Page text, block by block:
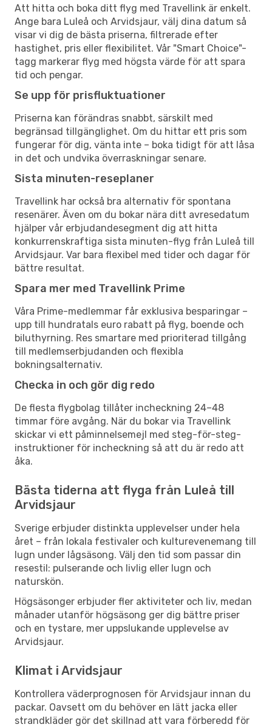
Att hitta och boka ditt flyg med Travellink är enkelt.
Ange bara Luleå och Arvidsjaur, välj dina datum så
visar vi dig de bästa priserna, filtrerade efter
hastighet, pris eller flexibilitet. Vår "Smart Choice"-
tagg markerar flyg med högsta värde för att spara
tid och pengar.
Se upp för prisfluktuationer
Priserna kan förändras snabbt, särskilt med
begränsad tillgänglighet. Om du hittar ett pris som
fungerar för dig, vänta inte – boka tidigt för att låsa
in det och undvika överraskningar senare.
Sista minuten-reseplaner
Travellink har också bra alternativ för spontana
resenärer. Även om du bokar nära ditt avresedatum
hjälper vår erbjudandesegment dig att hitta
konkurrenskraftiga sista minuten-flyg från Luleå till
Arvidsjaur. Var bara flexibel med tider och dagar för
bättre resultat.
Spara mer med Travellink Prime
Våra Prime-medlemmar får exklusiva besparingar –
upp till hundratals euro rabatt på flyg, boende och
biluthyrning. Res smartare med prioriterad tillgång
till medlemserbjudanden och flexibla
bokningsalternativ.
Checka in och gör dig redo
De flesta flygbolag tillåter incheckning 24–48
timmar före avgång. När du bokar via Travellink
skickar vi ett påminnelsemejl med steg-för-steg-
instruktioner för incheckning så att du är redo att
åka.
Bästa tiderna att flyga från Luleå till
Arvidsjaur
Sverige erbjuder distinkta upplevelser under hela
året – från lokala festivaler och kulturevenemang till
lugn under lågsäsong. Välj den tid som passar din
resestil: pulserande och livlig eller lugn och
naturskön.
Högsäsonger erbjuder fler aktiviteter och liv, medan
månader utanför högsäsong ger dig bättre priser
och en tystare, mer uppslukande upplevelse av
Arvidsjaur.
Klimat i Arvidsjaur
Kontrollera väderprognosen för Arvidsjaur innan du
packar. Oavsett om du behöver en lätt jacka eller
strandkläder gör det skillnad att vara förberedd för